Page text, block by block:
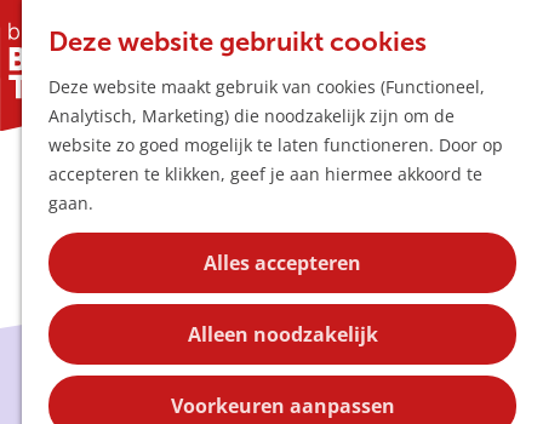
Deze website gebruikt cookies
Deze website maakt gebruik van cookies (Functioneel,
Analytisch, Marketing) die noodzakelijk zijn om de
website zo goed mogelijk te laten functioneren. Door op
accepteren te klikken, geef je aan hiermee akkoord te
gaan.
Alles accepteren
Alleen noodzakelijk
Voorkeuren aanpassen
K
a
r
t
Z
e
k
e
n
e
n
u
Hotspots
Uitagenda
Plan je bezoek
Bereikbaarheid
Overnachten
Kortingen
Blog
Contact
Blog